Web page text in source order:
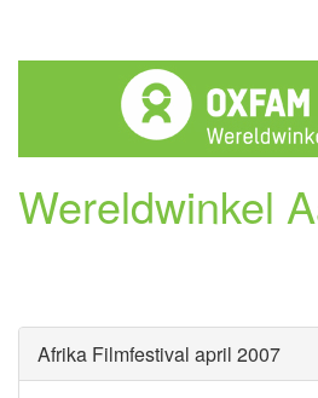
Wereldwinkel
Afrika Filmfestival april 2007